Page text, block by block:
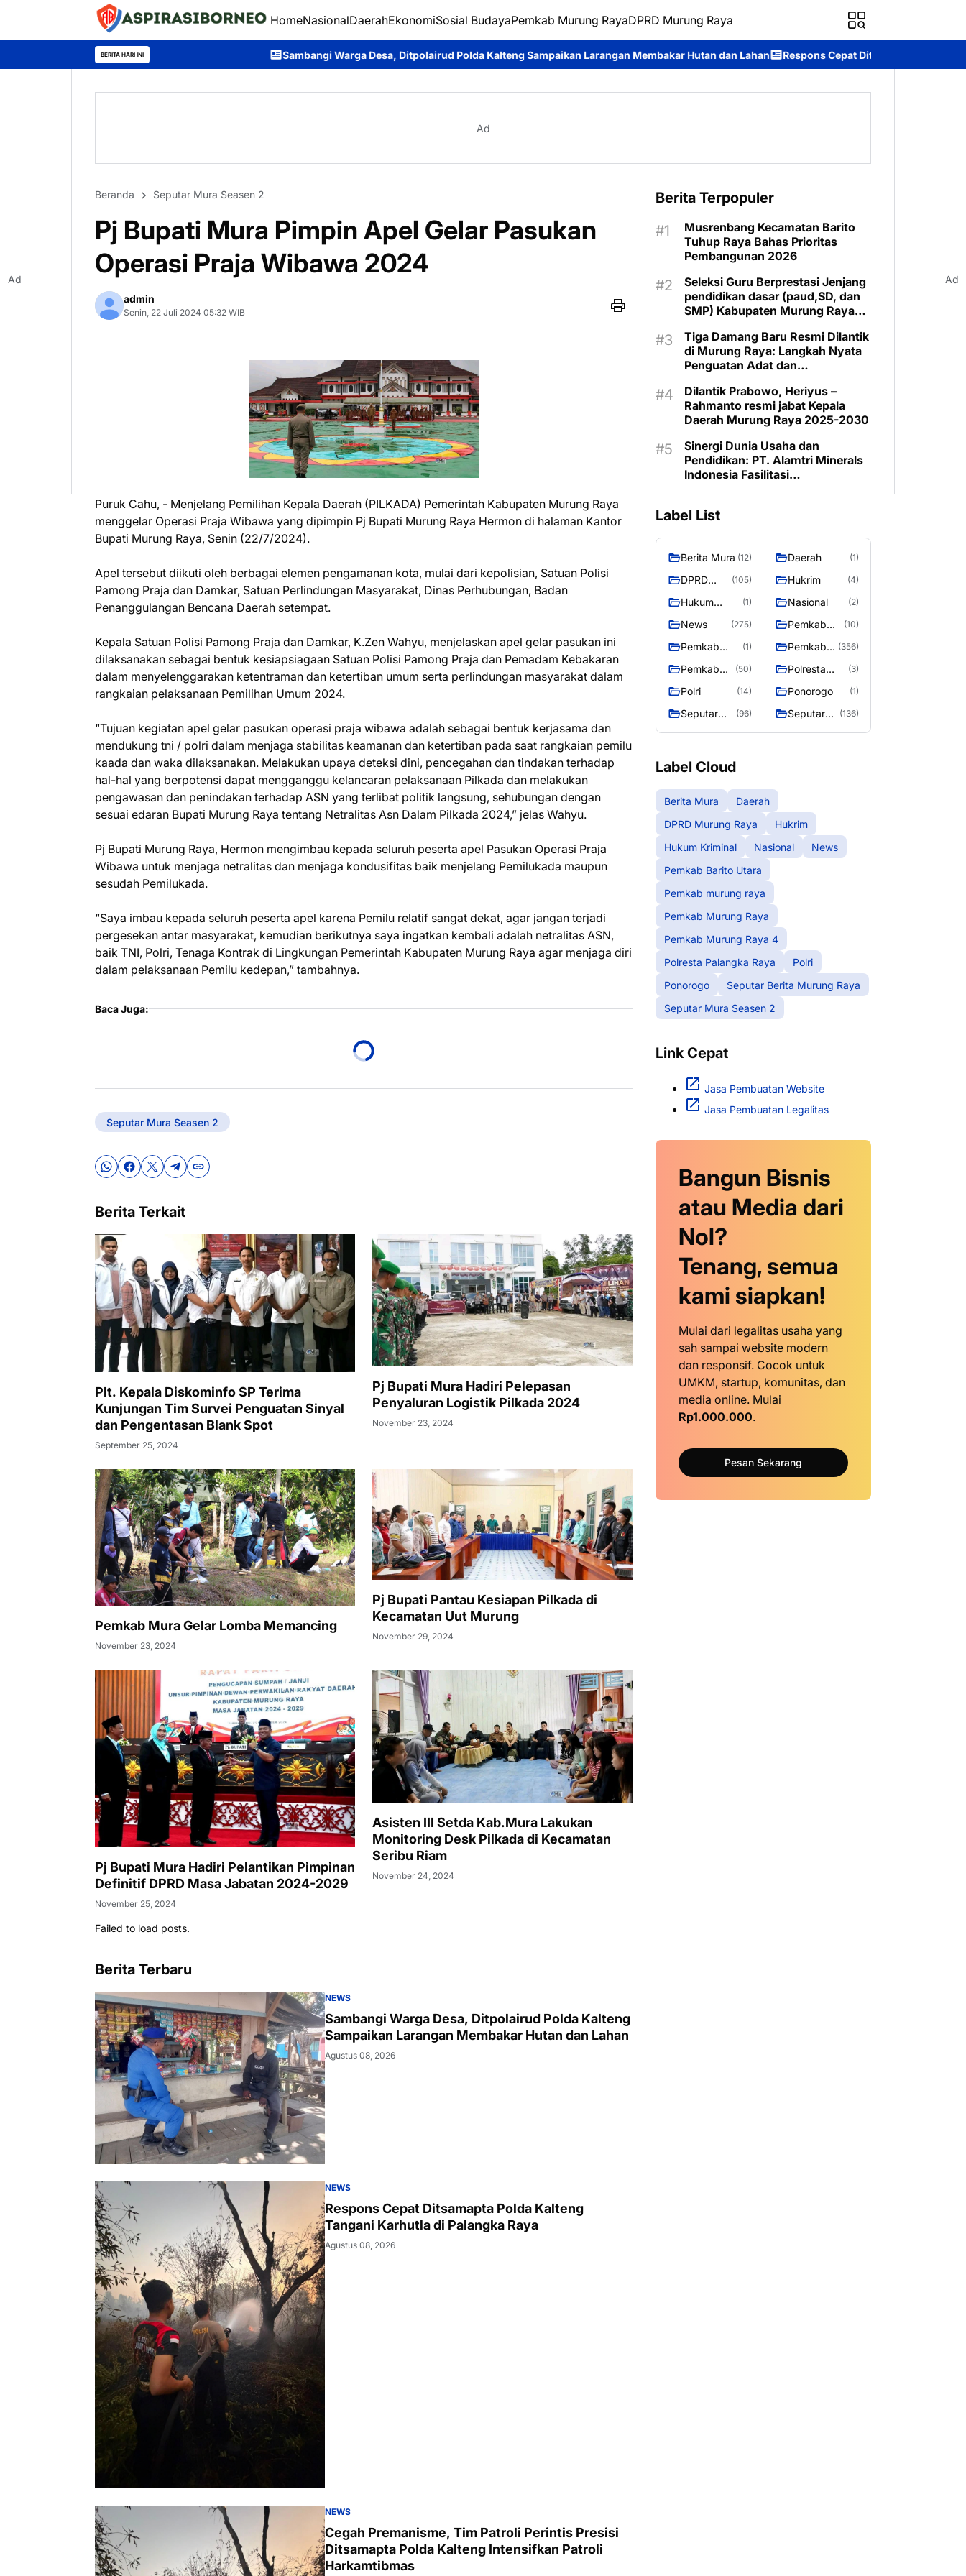
HomeNasionalDaerahEkonomiSosial BudayaPemkab Murung RayaDPRD Murung Raya
BERITA HARI INI Sambangi Warga Desa, Ditpolairud Polda Kalteng Sampaikan Larangan Membakar Hutan dan Lahan Respons Cepat Ditsamapta Polda Kalteng Tangani Karhutla di
Ad
Beranda Seputar Mura Seasen 2
Pj Bupati Mura Pimpin Apel Gelar Pasukan
Operasi Praja Wibawa 2024
admin
Senin, 22 Juli 2024 05:32 WIB
Puruk Cahu, - Menjelang Pemilihan Kepala Daerah (PILKADA) Pemerintah Kabupaten Murung Raya
menggelar Operasi Praja Wibawa yang dipimpin Pj Bupati Murung Raya Hermon di halaman Kantor
Bupati Murung Raya, Senin (22/7/2024).
Apel tersebut diikuti oleh berbagai elemen pengamanan kota, mulai dari kepolisian, Satuan Polisi
Pamong Praja dan Damkar, Satuan Perlindungan Masyarakat, Dinas Perhubungan, Badan
Penanggulangan Bencana Daerah setempat.
Kepala Satuan Polisi Pamong Praja dan Damkar, K.Zen Wahyu, menjelaskan apel gelar pasukan ini
dilaksanakan sebagai bentuk kesiapsiagaan Satuan Polisi Pamong Praja dan Pemadam Kebakaran
dalam menyelenggarakan ketentraman dan ketertiban umum serta perlindungan masyarakat dalam
rangkaian pelaksanaan Pemilihan Umum 2024.
“Tujuan kegiatan apel gelar pasukan operasi praja wibawa adalah sebagai bentuk kerjasama dan
mendukung tni / polri dalam menjaga stabilitas keamanan dan ketertiban pada saat rangkaian pemilu
kaada dan waka dilaksanakan. Melakukan upaya deteksi dini, pencegahan dan tindakan terhadap
hal-hal yang berpotensi dapat mengganggu kelancaran pelaksanaan Pilkada dan melakukan
pengawasan dan penindakan terhadap ASN yang terlibat politik langsung, sehubungan dengan
sesuai edaran Bupati Murung Raya tentang Netralitas Asn Dalam Pilkada 2024,” jelas Wahyu.
Pj Bupati Murung Raya, Hermon mengimbau kepada seluruh peserta apel Pasukan Operasi Praja
Wibawa untuk menjaga netralitas dan menjaga kondusifitas baik menjelang Pemilukada maupun
sesudah Pemilukada.
“Saya imbau kepada seluruh peserta apel karena Pemilu relatif sangat dekat, agar jangan terjadi
pergesekan antar masyarakat, kemudian berikutnya saya ingatkan kembali adalah netralitas ASN,
baik TNI, Polri, Tenaga Kontrak di Lingkungan Pemerintah Kabupaten Murung Raya agar menjaga diri
dalam pelaksanaan Pemilu kedepan,” tambahnya.
Baca Juga:
Seputar Mura Seasen 2
Berita Terkait
Plt. Kepala Diskominfo SP Terima
Kunjungan Tim Survei Penguatan Sinyal
dan Pengentasan Blank Spot
September 25, 2024
Pj Bupati Mura Hadiri Pelepasan
Penyaluran Logistik Pilkada 2024
November 23, 2024
Pemkab Mura Gelar Lomba Memancing
November 23, 2024
Pj Bupati Pantau Kesiapan Pilkada di
Kecamatan Uut Murung
November 29, 2024
Pj Bupati Mura Hadiri Pelantikan Pimpinan
Definitif DPRD Masa Jabatan 2024-2029
November 25, 2024
Asisten III Setda Kab.Mura Lakukan
Monitoring Desk Pilkada di Kecamatan
Seribu Riam
November 24, 2024
Failed to load posts.
Berita Terbaru
NEWS
Sambangi Warga Desa, Ditpolairud Polda Kalteng
Sampaikan Larangan Membakar Hutan dan Lahan
Agustus 08, 2026
NEWS
Respons Cepat Ditsamapta Polda Kalteng
Tangani Karhutla di Palangka Raya
Agustus 08, 2026
NEWS
Cegah Premanisme, Tim Patroli Perintis Presisi
Ditsamapta Polda Kalteng Intensifkan Patroli
Harkamtibmas
Berita Terpopuler
Musrenbang Kecamatan Barito
Tuhup Raya Bahas Prioritas
Pembangunan 2026
Seleksi Guru Berprestasi Jenjang
pendidikan dasar (paud,SD, dan
SMP) Kabupaten Murung Raya
Tiga Damang Baru Resmi Dilantik
di Murung Raya: Langkah Nyata
Penguatan Adat dan
Dilantik Prabowo, Heriyus –
Rahmanto resmi jabat Kepala
Daerah Murung Raya 2025-2030
Sinergi Dunia Usaha dan
Pendidikan: PT. Alamtri Minerals
Indonesia Fasilitasi
Label List
Berita Mura (12) Daerah (1)
DPRD
Raya
(105) Hukrim (4)
Hukum
(1) Nasional (2)
News (275)
Pemkab
Barito Utara
(10)
Pemkab
murung raya
(1)
Pemkab
Raya
(356)
Pemkab
Raya 4
(50)
Polresta
Raya
(3)
Polri (14) Ponorogo (1)
Seputar
Raya
(96)
Seputar
(136)
Label Cloud
Berita Mura
Daerah
DPRD Murung Raya
Hukrim
Hukum Kriminal
Nasional
News
Pemkab Barito Utara
Pemkab murung raya
Pemkab Murung Raya
Pemkab Murung Raya 4
Polresta Palangka Raya
Polri
Ponorogo
Seputar Berita Murung Raya
Seputar Mura Seasen 2
Link Cepat
Jasa Pembuatan Website
Jasa Pembuatan Legalitas
Bangun Bisnis
atau Media dari
Nol?
Tenang, semua
kami siapkan!
Mulai dari legalitas usaha yang
sah sampai website modern
dan responsif. Cocok untuk
UMKM, startup, komunitas, dan
media online. Mulai
Rp1.000.000.
Pesan Sekarang
Ad Ad